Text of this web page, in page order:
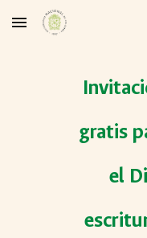
Skip to main content
gratis
el